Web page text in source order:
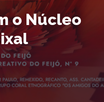
o Núcleo